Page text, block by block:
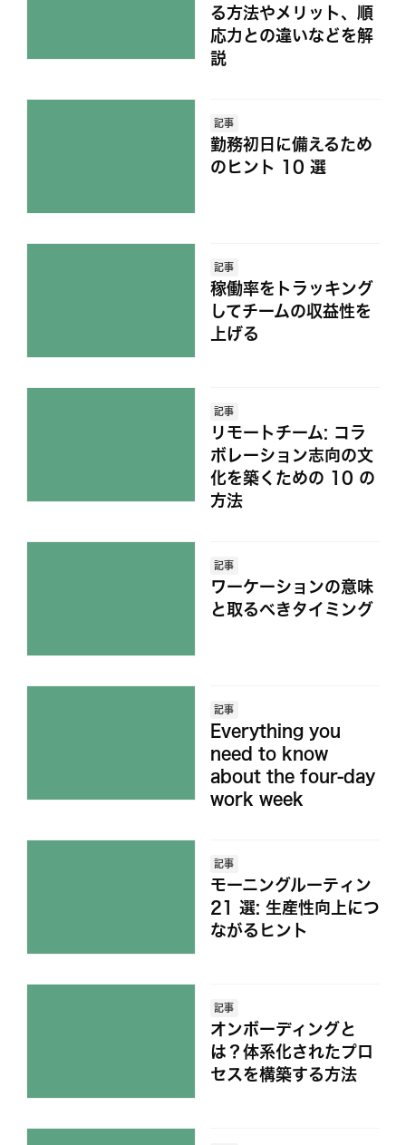
る方法やメリット、順
応力との違いなどを解
説
記事
勤務初日に備えるため
のヒント 10 選
記事
稼働率をトラッキング
してチームの収益性を
上げる
記事
リモートチーム: コラ
ボレーション志向の文
化を築くための 10 の
方法
記事
ワーケーションの意味
と取るべきタイミング
記事
Everything you
need to know
about the four-day
work week
記事
モーニングルーティン
21 選: 生産性向上につ
ながるヒント
記事
オンボーディングと
は？体系化されたプロ
セスを構築する方法